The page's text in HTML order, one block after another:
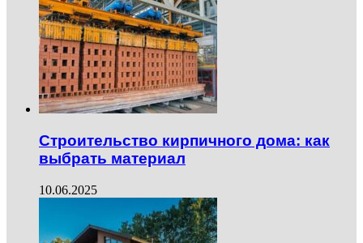
Строительство кирпичного дома: как
выбрать материал
10.06.2025